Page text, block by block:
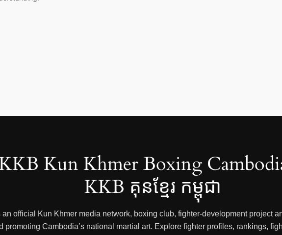
Kun Khmer Boxing
KKB គុនខ្មែរ កម្ពុជា
an official Kun Khmer media network, boxing club, fighter-development project
promoting Cambodia’s national martial art. Explore fighter profiles, rankings,